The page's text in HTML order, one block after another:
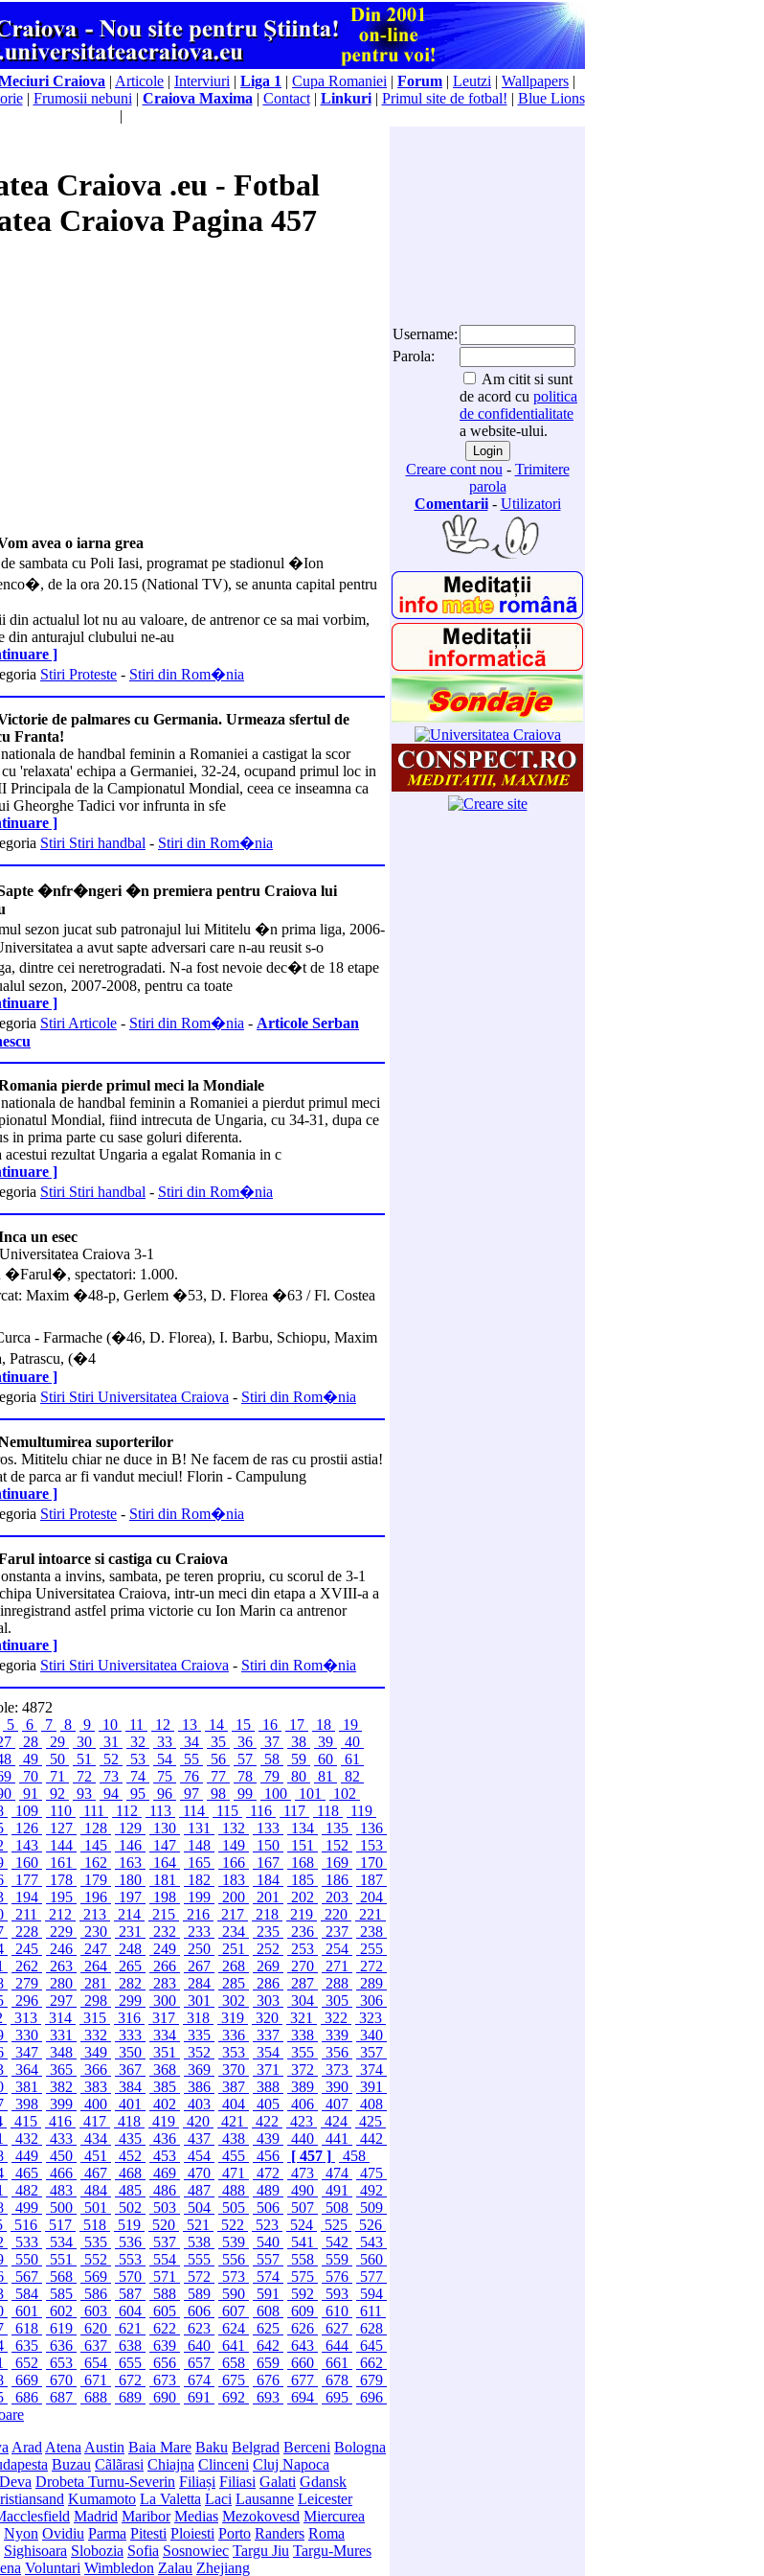
Craiova | Articole | Interviuri | Liga 1 | Cupa Romaniei | Forum | Leutzi | Wallpapers |
| Frumosii nebuni | Craiova Maxima | Contact| Linkuri| Primul site de fotbal! | Blue Lions
|
Craiova .eu - Fotbal
Craiova Pagina 457
avea o iarna grea
sambata cu Poli Iasi, programat pe stadionul �Ion
de la ora 20.15 (National TV), se anunta capital pentru
din actualul lot nu au valoare, de antrenor ce sa mai vorbim,
din anturajul clubului ne-au
]
Stiri Proteste - Stiri din Rom�nia
de palmares cu Germania. Urmeaza sfertul de
Franta!
de handbal feminin a Romaniei a castigat la scor
'relaxata' echipa a Germaniei, 32-24, ocupand primul loc in
Principala de la Campionatul Mondial, ceea ce inseamna ca
Gheorghe Tadici vor infrunta in sfe
]
Stiri Stiri handbal - Stiri din Rom�nia
�nfr�ngeri �n premiera pentru Craiova lui
sezon jucat sub patronajul lui Mititelu �n prima liga, 2006-
a avut sapte adversari care n-au reusit s-o
dintre cei neretrogradati. N-a fost nevoie dec�t de 18 etape
sezon, 2007-2008, pentru ca toate
]
Stiri Articole - Stiri din Rom�nia - Articole Serban
pierde primul meci la Mondiale
de handbal feminin a Romaniei a pierdut primul meci
Mondial, fiind intrecuta de Ungaria, cu 34-31, dupa ce
in prima parte cu sase goluri diferenta.
acestui rezultat Ungaria a egalat Romania in c
]
Stiri Stiri handbal - Stiri din Rom�nia
un esec
Craiova 3-1
�Farul�, spectatori: 1.000.
Maxim �48-p, Gerlem �53, D. Florea �63 / Fl. Costea
- Farmache (�46, D. Florea), I. Barbu, Schiopu, Maxim
Patrascu, (�4
]
Stiri Stiri Universitatea Craiova - Stiri din Rom�nia
suporterilor
Mititelu chiar ne duce in B! Ne facem de ras cu prostii astia!
de parca ar fi vandut meciul! Florin - Campulung
]
Stiri Proteste - Stiri din Rom�nia
intoarce si castiga cu Craiova
a invins, sambata, pe teren propriu, cu scorul de 3-1
Universitatea Craiova, intr-un meci din etapa a XVIII-a a
astfel prima victorie cu Ion Marin ca antrenor
]
Stiri Stiri Universitatea Craiova - Stiri din Rom�nia
4872
5 6 7 8 9 10 11 12 13 14 15 16 17 18
19
28 29 30 31 32 33 34 35 36 37 38 39
40
49 50 51 52 53 54 55 56 57 58 59 60
61
70 71 72 73 74 75 76 77 78 79 80 81
82
91 92 93 94 95 96 97 98 99 100 101
102
109 110 111 112 113 114 115 116 117 118
119
126 127 128 129 130 131 132 133 134 135
136
143 144 145 146 147 148 149 150 151 152
153
160 161 162 163 164 165 166 167 168 169
170
177 178 179 180 181 182 183 184 185 186
187
194 195 196 197 198 199 200 201 202 203
204
211 212 213 214 215 216 217 218 219 220
221
228 229 230 231 232 233 234 235 236 237
238
245 246 247 248 249 250 251 252 253 254
255
262 263 264 265 266 267 268 269 270 271
272
279 280 281 282 283 284 285 286 287 288
289
296 297 298 299 300 301 302 303 304 305
306
313 314 315 316 317 318 319 320 321 322
323
330 331 332 333 334 335 336 337 338 339
340
347 348 349 350 351 352 353 354 355 356
357
364 365 366 367 368 369 370 371 372 373
374
381 382 383 384 385 386 387 388 389 390
391
398 399 400 401 402 403 404 405 406 407
408
415 416 417 418 419 420 421 422 423 424
425
432 433 434 435 436 437 438 439 440 441
442
449 450 451 452 453 454 455 456 [ 457 ]
458
465 466 467 468 469 470 471 472 473 474
475
482 483 484 485 486 487 488 489 490 491
492
499 500 501 502 503 504 505 506 507 508
509
516 517 518 519 520 521 522 523 524 525
526
533 534 535 536 537 538 539 540 541 542
543
550 551 552 553 554 555 556 557 558 559
560
567 568 569 570 571 572 573 574 575 576
577
584 585 586 587 588 589 590 591 592 593
594
601 602 603 604 605 606 607 608 609 610
611
618 619 620 621 622 623 624 625 626 627
628
635 636 637 638 639 640 641 642 643 644
645
652 653 654 655 656 657 658 659 660 661
662
669 670 671 672 673 674 675 676 677 678
679
686 687 688 689 690 691 692 693 694 695
696
Arad Atena Austin Baia Mare Baku Belgrad Berceni Bologna
Buzau Cãlãrasi Chiajna Clinceni Cluj Napoca
Deva Drobeta Turnu-Severin Filiași Filiasi Galati Gdansk
Kumamoto La Valetta Laci Lausanne Leicester
Madrid Maribor Medias Mezokovesd Miercurea
Nyon Ovidiu Parma Pitesti Ploiesti Porto Randers Roma
Sighisoara Slobozia Sofia Sosnowiec Targu Jiu Targu-Mures
Voluntari Wimbledon Zalau Zhejiang
Username:
Parola:
Am citit si sunt
de acord cu politica
de confidentialitate
a website-ului.
Creare cont nou - Trimitere
parola
Comentarii- Utilizatori